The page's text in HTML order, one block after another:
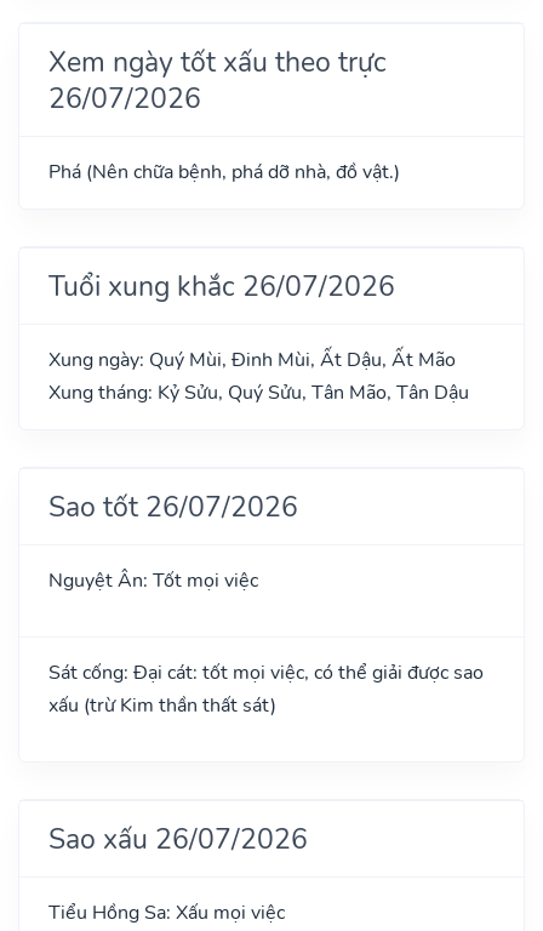
Xem ngày tốt xấu theo trực
26/07/2026
Phá (Nên chữa bệnh, phá dỡ nhà, đồ vật.)
Tuổi xung khắc 26/07/2026
Xung ngày: Quý Mùi, Đinh Mùi, Ất Dậu, Ất Mão
Xung tháng: Kỷ Sửu, Quý Sửu, Tân Mão, Tân Dậu
Sao tốt 26/07/2026
Nguyệt Ân: Tốt mọi việc
Sát cống: Đại cát: tốt mọi việc, có thể giải được sao
xấu (trừ Kim thần thất sát)
Sao xấu 26/07/2026
Tiểu Hồng Sa: Xấu mọi việc